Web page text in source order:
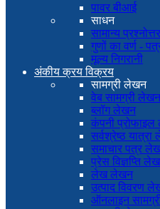
पावर बीआई
साधन
सामान्य प्रश्नोत्तर
गुणों का वर्ण -
मूल्य निगरानी
अंकीय क्रय विक्रय
सामग्री लेखन
वेब सामग्री लेखन
ब्लॉग लेखन
कंपनी
सर्वश्रेष्ठ
समाचार पत्र
प्रेस विज्ञप्ति
लेख लेखन
उत्पाद विवरण
ऑनलाइन